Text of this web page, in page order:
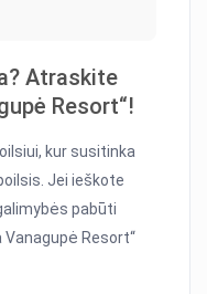
Atraskite
Resort“!
kur susitinka
Jei ieškote
pabūti
Vanagupė Resort“